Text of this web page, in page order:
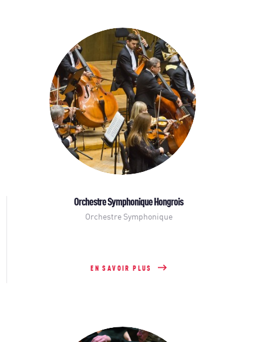
Orchestre Symphonique Hongrois
Orchestre Symphonique
EN SAVOIR PLUS